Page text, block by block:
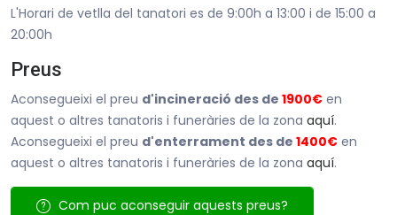
L'Horari de vetlla del tanatori es de 9:00h a 13:00 i de 15:00 a
20:00h
Preus
Aconsegueixi el preu d'incineració des de 1900€ en
aquest o altres tanatoris i funeràries de la zona aquí.
Aconsegueixi el preu d'enterrament des de 1400€ en
aquest o altres tanatoris i funeràries de la zona aquí.
Com puc aconseguir aquests preus?